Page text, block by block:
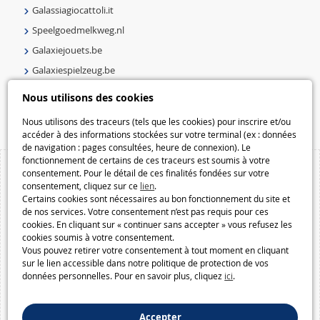
Nous utilisons des cookies
Nous utilisons des traceurs (tels que les cookies) pour inscrire et/ou
accéder à des informations stockées sur votre terminal (ex : données
de navigation : pages consultées, heure de connexion). Le
fonctionnement de certains de ces traceurs est soumis à votre
consentement. Pour le détail de ces finalités fondées sur votre
consentement, cliquez sur ce lien.
Certains cookies sont nécessaires au bon fonctionnement du site et
de nos services. Votre consentement n’est pas requis pour ces
cookies. En cliquant sur « continuer sans accepter » vous refusez les
cookies soumis à votre consentement.
Vous pouvez retirer votre consentement à tout moment en cliquant
sur le lien accessible dans notre politique de protection de vos
données personnelles. Pour en savoir plus, cliquez ici.
Accepter
Galassiagiocattoli.it
Speelgoedmelkweg.nl
Galaxiejouets.be
Galaxiespielzeug.be